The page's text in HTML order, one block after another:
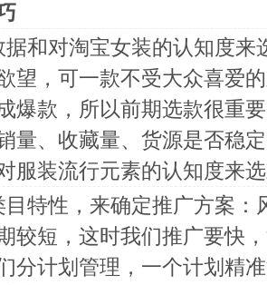
据和对淘宝女装的认知度
望，可一款不受大众喜爱
爆款，所以前期选款很重
量、收藏量、货源是否稳
服装流行元素的认知度来
目特性，来确定推广方案
较短，这时我们推广要快
分计划管理，一个计划精